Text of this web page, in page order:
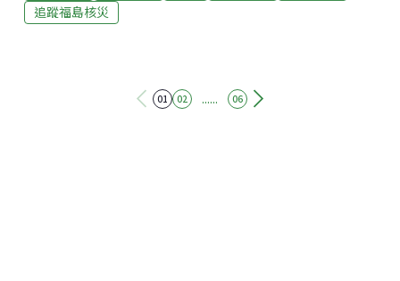
許多媒體都把該次會議報導成對結論有共識，但這並非
至低依序為，高污染的避難區域、中部、沿岸、西部。
追蹤福島核災
01 02 ...... 06